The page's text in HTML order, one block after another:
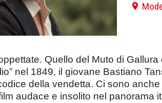
Quello del Muto di
nel 1849, il giovane Bastiano
della vendetta. Ci sono
audace e insolito nel panorama